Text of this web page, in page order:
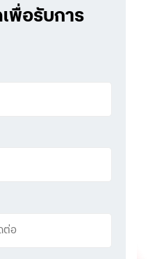
พื่อรับการ